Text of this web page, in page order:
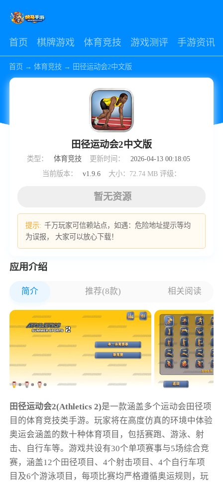
首页 棋牌游戏 体育竞技 游戏测评 手游资讯
首页 → 体育竞技→ 田径运动会2中文版
田径运动会2中文版
类型： 体育竞技 更新时间：
2026-04-13 00:18:05
当前版本：
v1.9.6 大小：72.74 MB 评级：
暂无资源
提示: 千万玩家可信赖站点，如遇：危险地址提示等均
为误报， 大家可以放心下载！
应用介绍
简介 推荐(8款) 相关阅读
田径运动会2(Athletics 2)是一款涵盖多个运动会田径项
目的体育竞技类手游。玩家将在高度仿真的环境中体验
奥运会涵盖的数十种体育项目，包括赛跑、游泳、射
击、自行车等。游戏共设有30个单项赛事与5场综合竞
赛，涵盖12个田径项目、4个射击项目、4个自行车项
目及6个游泳项目，每项比赛均严格遵循奥运规则，玩